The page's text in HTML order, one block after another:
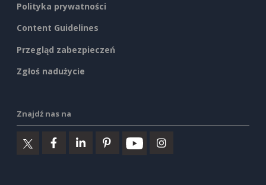
Polityka prywatności
Content Guidelines
Przegląd zabezpieczeń
Zgłoś nadużycie
Znajdź nas na